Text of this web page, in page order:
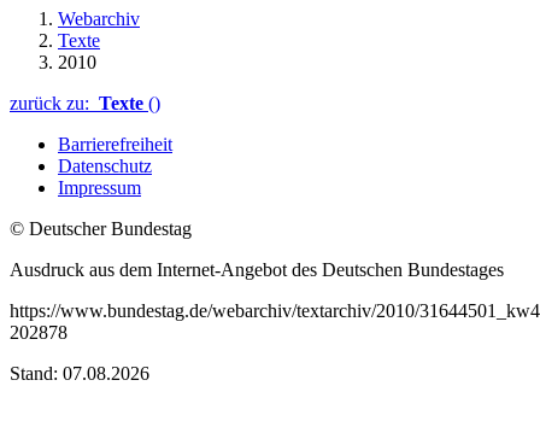
Webarchiv
Texte
2010
zurück zu: Texte ()
Barrierefreiheit
Datenschutz
Impressum
© Deutscher Bundestag
Ausdruck aus dem Internet-Angebot des Deutschen Bundestages
https://www.bundestag.de/webarchiv/textarchiv/2010/
202878
Stand: 07.08.2026